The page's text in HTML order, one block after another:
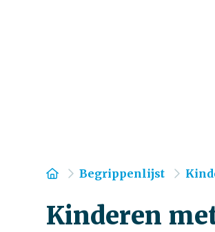
Home
Begrippenlijst
Kinderen